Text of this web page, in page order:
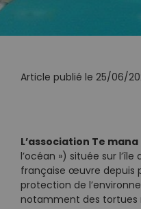
Article publié le 25/06/
L’association Te
l’océan ») située sur
française œuvre depuis
protection de
notamment des tortues